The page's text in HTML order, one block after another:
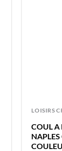
LOISIRS
COUL A